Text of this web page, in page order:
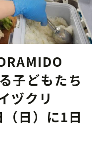
子どもたち
ヅクリ
日）に1日